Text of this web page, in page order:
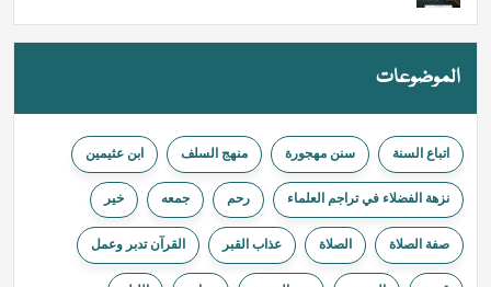
الموضوعات
اتباع السنة سنن مهجورة منهج السلف ابن عثيمين
نزهة الفضلاء في تراجم العلماء ﺭﺣﻢ جمعه خیر
صفة الصلاة الصلاة عذاب القبر القرآن تدبر وعمل